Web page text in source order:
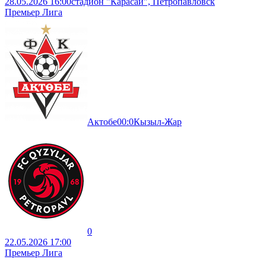
Премьер Лига
Актобе00:0Кызыл-Жар
0
22.05.2026 17:00
Премьер Лига